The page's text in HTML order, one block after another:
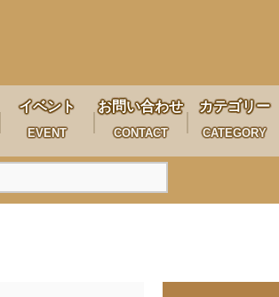
イベント
EVENT
お問い合わせ
CONTACT
カテゴリー
CATEGORY